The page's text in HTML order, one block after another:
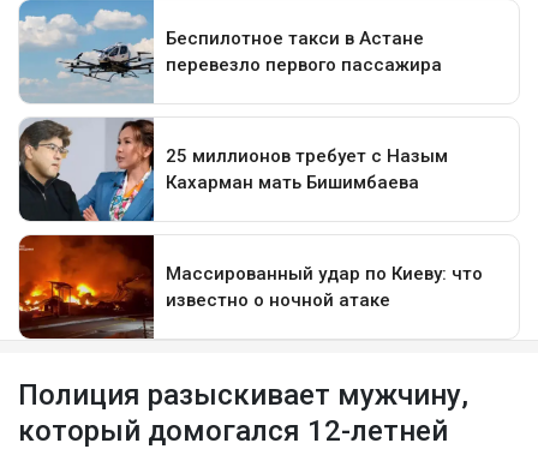
Полиция разыскивает мужчину,
который домогался 12-летней